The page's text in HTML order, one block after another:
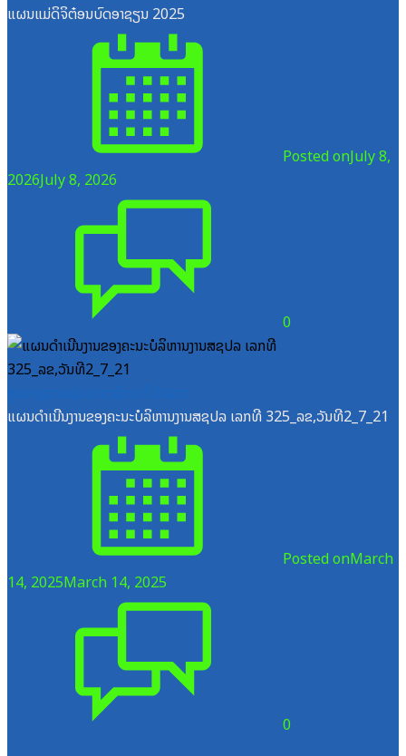
ແຜນແມ່ດິຈິຕ໋ອນບົດອາຊຽນ 2025
Posted onJuly 8,
2026July 8, 2026
0
ແຜນດຳເນີນງານຂອງຄະນະບໍລິຫານງານສຊປລ ເລກທີ 325_ລຂ,ວັນທີ2_7_21
Posted onMarch
14, 2025March 14, 2025
0